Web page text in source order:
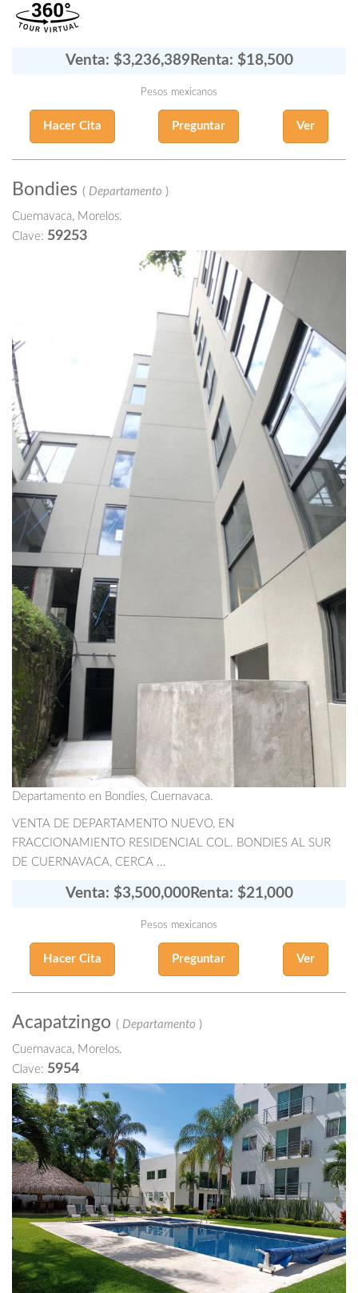
Venta: $3,236,389 Renta: $18,500
Pesos mexicanos
Hacer Cita Preguntar Ver
Bondies ( Departamento )
Cuernavaca, Morelos.
Clave: 59253
Departamento en Bondies, Cuernavaca.
VENTA DE DEPARTAMENTO NUEVO, EN
FRACCIONAMIENTO RESIDENCIAL COL. BONDIES AL SUR
DE CUERNAVACA, CERCA ...
Venta: $3,500,000Renta: $21,000
Pesos mexicanos
Hacer Cita Preguntar Ver
Acapatzingo ( Departamento )
Cuernavaca, Morelos.
Clave: 5954